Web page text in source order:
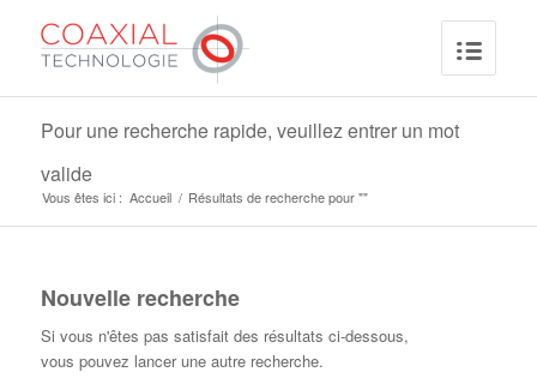
Pour une recherche rapide, veuillez entrer un mot
valide
Vous êtes ici : Accueil / Résultats de recherche pour ""
Nouvelle recherche
Si vous n'êtes pas satisfait des résultats ci-dessous,
vous pouvez lancer une autre recherche.